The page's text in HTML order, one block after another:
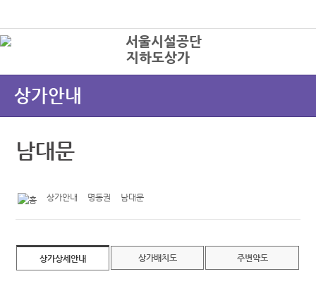
지하도상가
상가안내
남대문
상가안내 명동권 남대문
상가상세안내 상가배치도 주변약도